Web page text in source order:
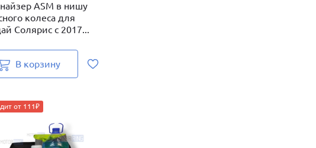
ASM в нишу
колеса для
Солярис с 2017...
В корзину
от 111₽